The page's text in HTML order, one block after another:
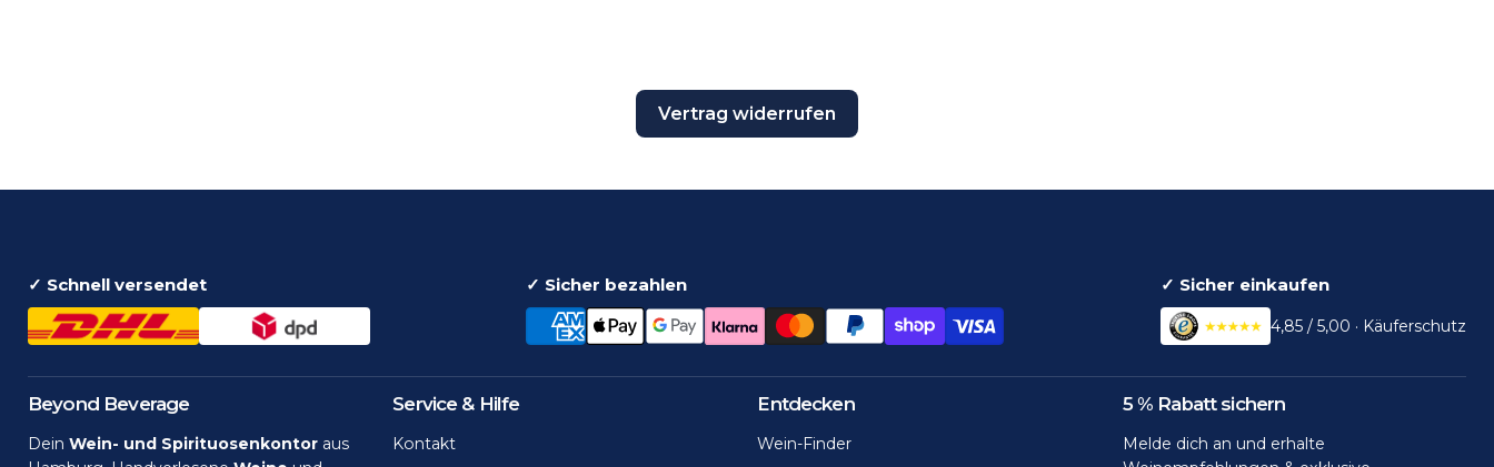
Vertrag widerrufen
✓ Schnell versendet ✓ Sicher bezahlen ✓ Sicher einkaufen
4,85 / 5,00 · Käuferschutz
Beyond Beverage
Dein Wein- und Spirituosenkontor aus
Service & Hilfe
Kontakt
Entdecken
Wein-Finder
5 % Rabatt sichern
Melde dich an und erhalte